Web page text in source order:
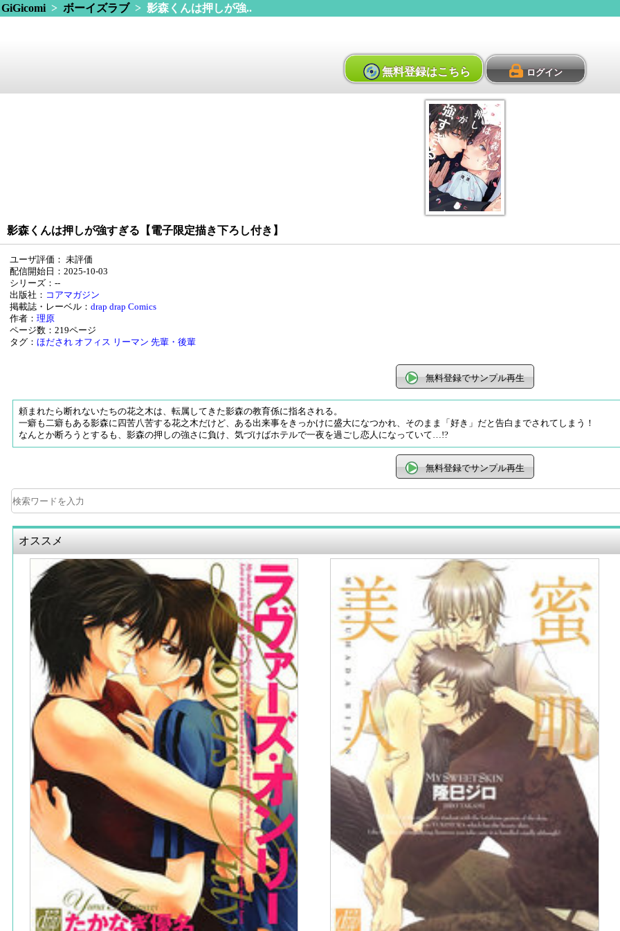
GiGicomi> ボーイズラブ> 影森くんは押しが強..
無料登録はこちら ログイン
影森くんは押しが強すぎる【電子限定描き下ろし付き】
ユーザ評価： 未評価
配信開始日：2025-10-03
シリーズ：--
出版社： コアマガジン
掲載誌・レーベル：drap drap Comics
作者：理原
ページ数：219ページ
タグ：ほだされ オフィス リーマン 先輩・後輩
無料登録でサンプル再生
頼まれたら断れないたちの花之木は、転属してきた影森の教育係に指名される。
一癖も二癖もある影森に四苦八苦する花之木だけど、ある出来事をきっかけに盛大になつかれ、そのまま「好き」だと告白までされてしまう！
なんとか断ろうとするも、影森の押しの強さに負け、気づけばホテルで一夜を過ごし恋人になっていて…!?
無料登録でサンプル再生
オススメ